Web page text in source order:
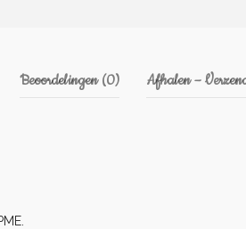
Beoordelingen (0) Afhalen –